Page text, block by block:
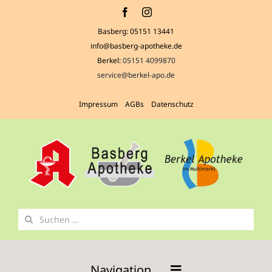
Basberg:05151 13441
info@basberg-apotheke.de
Berkel:05151 4099870
service@berkel-apo.de
Impressum AGBs Datenschutz
Suche
nach: